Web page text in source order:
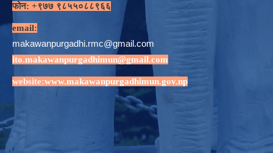
फोन: +९७७ ९८५५०८८९६६
email:
makawanpurgadhi.rmc@gmail.com
ito.makawanpurgadhimun@gmail.com
website:www.makawanpurgadhimun.gov.np